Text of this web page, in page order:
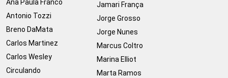
Ana Paula Franco
Antonio Tozzi
Breno DaMata
Carlos Martinez
Carlos Wesley
Circulando
Jamari França
Jorge Grosso
Jorge Nunes
Marcus Coltro
Marina Elliot
Marta Ramos